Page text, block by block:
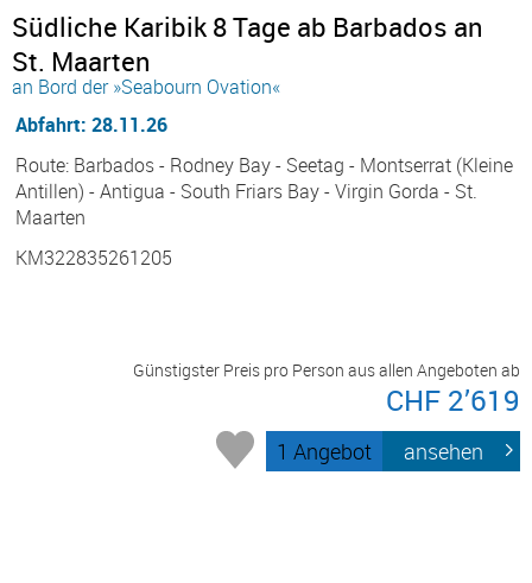
Südliche Karibik 8 Tage ab Barbados an
St. Maarten
an Bord der »Seabourn Ovation«
Abfahrt: 28.11.26
Route: Barbados - Rodney Bay - Seetag - Montserrat (Kleine
Antillen) - Antigua - South Friars Bay - Virgin Gorda - St.
Maarten
KM322835261205
Günstigster Preis pro Person aus allen Angeboten ab
CHF 2’619
1 Angebot ansehen